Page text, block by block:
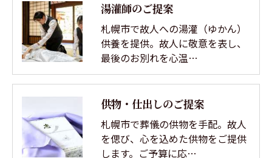
湯灌師のご提案
札幌市で故人への湯灌（ゆかん）
供養を提供。故人に敬意を表し、
最後のお別れを心温…
供物・仕出しのご提案
札幌市で葬儀の供物を手配。故人
を偲び、心を込めた供物をご提供
します。ご予算に応…